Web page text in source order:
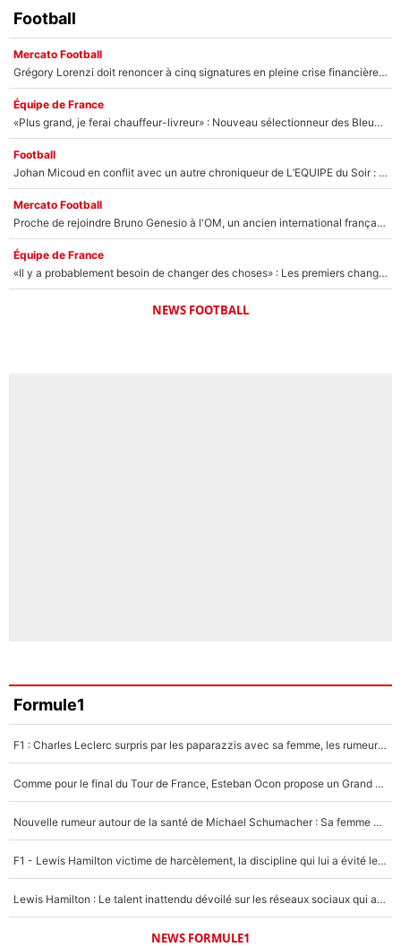
Football
Mercato Football
Grégory Lorenzi doit renoncer à cinq signatures en pleine crise financière : L’IA propose sept noms à l’OM pour un mercato réussi... à seulement 5M€ !
Équipe de France
«Plus grand, je ferai chauffeur-livreur» : Nouveau sélectionneur des Bleus, Zinédine Zidane s’était imaginé un avenir très différent lorsqu'il était enfant
Football
Johan Micoud en conflit avec un autre chroniqueur de L’EQUIPE du Soir : «Pendant un moment, je ne les ai pas remis ensemble dans l'émission»
Mercato Football
Proche de rejoindre Bruno Genesio à l'OM, un ancien international français va finalement débarquer... sur RMC !
Équipe de France
«Il y a probablement besoin de changer des choses» : Les premiers changements de Zinedine Zidane en équipe de France sont révélés ?
NEWS FOOTBALL
Formule1
F1 : Charles Leclerc surpris par les paparazzis avec sa femme, les rumeurs étaient vraies !
Comme pour le final du Tour de France, Esteban Ocon propose un Grand Prix de Formule 1 à Paris : «Autour de l’Arc de Triomphe, ce serait génial» !
Nouvelle rumeur autour de la santé de Michael Schumacher : Sa femme Corinna sort du silence
F1 - Lewis Hamilton victime de harcèlement, la discipline qui lui a évité le pire : «J'aurais probablement mal tourné»
Lewis Hamilton : Le talent inattendu dévoilé sur les réseaux sociaux qui a impressionné Kim Kardashian pendant leurs vacances en amoureux !
NEWS FORMULE1